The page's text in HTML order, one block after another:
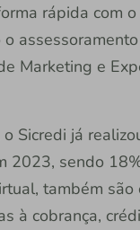
rápida com
assessoramento
Marketing e
Sicredi já
2023, sendo
também são
à cobrança,